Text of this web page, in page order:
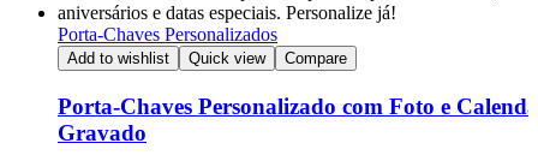
Porta-Chaves Personalizados
Add to wishlist Quick view Compare
Porta-Chaves Personalizado com Foto e
Gravado